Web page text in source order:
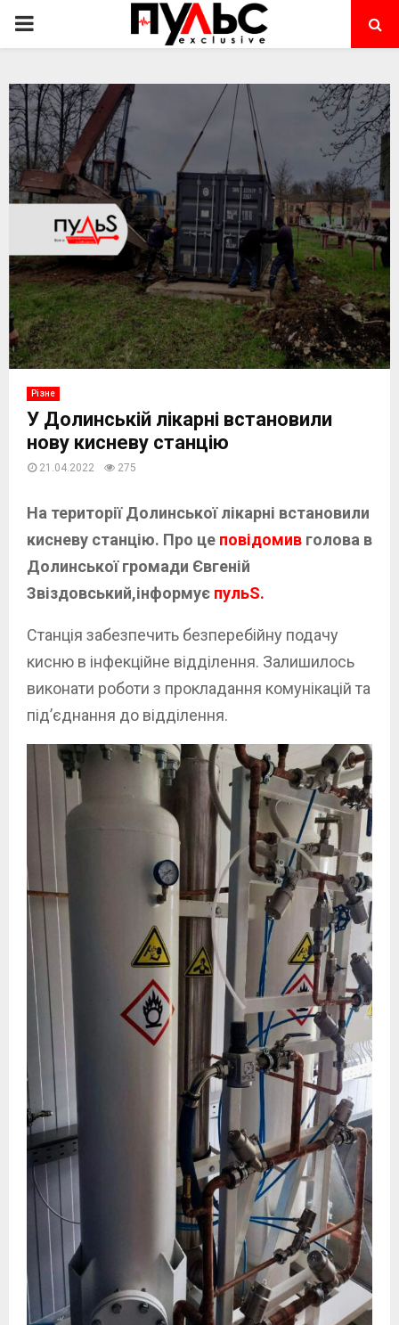
PRIMARY
Різне
У Долинській лікарні встановили
нову кисневу станцію
21.04.2022 275
На території Долинської лікарні встановили
кисневу станцію. Про це повідомив голова в
Долинської громади Євгеній
Звіздовський,інформує пульS.
Станція забезпечить безперебійну подачу
кисню в інфекційне відділення. Залишилось
виконати роботи з прокладання комунікацій та
під’єднання до відділення.